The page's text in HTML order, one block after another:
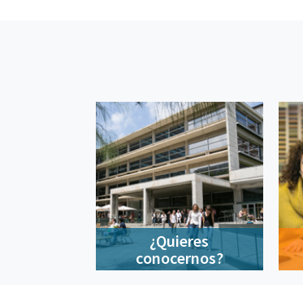
¿Quieres
conocernos?